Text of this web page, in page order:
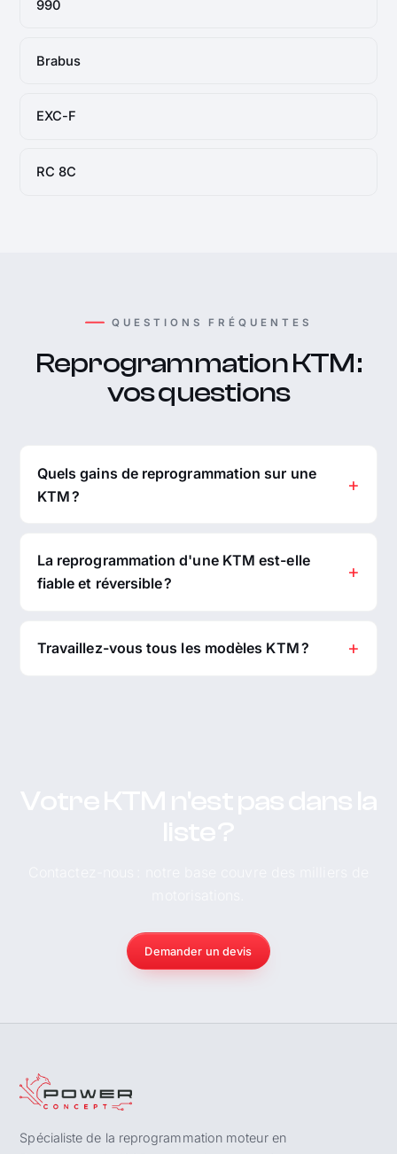
990
Brabus
EXC-F
RC 8C
QUESTIONS FRÉQUENTES
Reprogrammation KTM :
vos questions
Quels gains de reprogrammation sur une
KTM ?
La reprogrammation d'une KTM est-elle
fiable et réversible ?
Travaillez-vous tous les modèles KTM ?
Demander un devis
Spécialiste de la reprogrammation moteur en